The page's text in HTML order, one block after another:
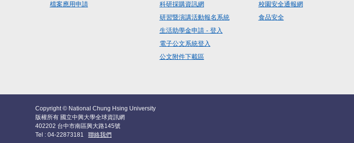
檔案應用申請
科研採購資訊網
研習暨演講活動報名系統
生活助學金申請 - 登入
電子公文系統登入
公文附件下載區
校園安全通報網
食品安全
Copyright © National Chung Hsing University
版權所有 國立中興大學全球資訊網
402202 台中市南區興大路145號
Tel : 04-22873181 聯絡我們